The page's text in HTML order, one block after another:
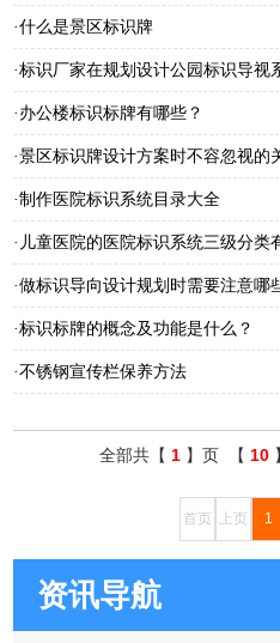
·什么是景区标识牌
·标识厂家在规划设计公园标识导视
· 办公楼标识标牌有哪些？
·景区标识牌设计方案时不容忽视的
·制作医院标识系统目录大全
· 儿童医院的医院标识系统三级分类
·做标识导向设计规划时需要注意哪
·标识标牌的概念及功能是什么？
·不锈钢宣传栏保养方法
全部共【 1 】页 【 10
首页 上页 1
资讯导航